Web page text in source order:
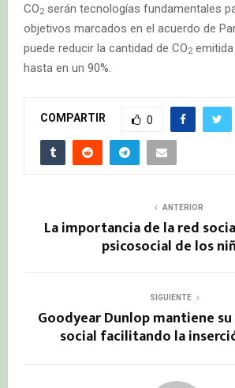
CO2 serán tecnologías fundamentales
objetivos marcados en el acuerdo de
puede reducir la cantidad de CO2
hasta en un 90%.
COMPARTIR 0
ANTERIOR
La importancia de la red
psicosocial de los
SIGUIENTE
Goodyear Dunlop mantiene
social facilitando la